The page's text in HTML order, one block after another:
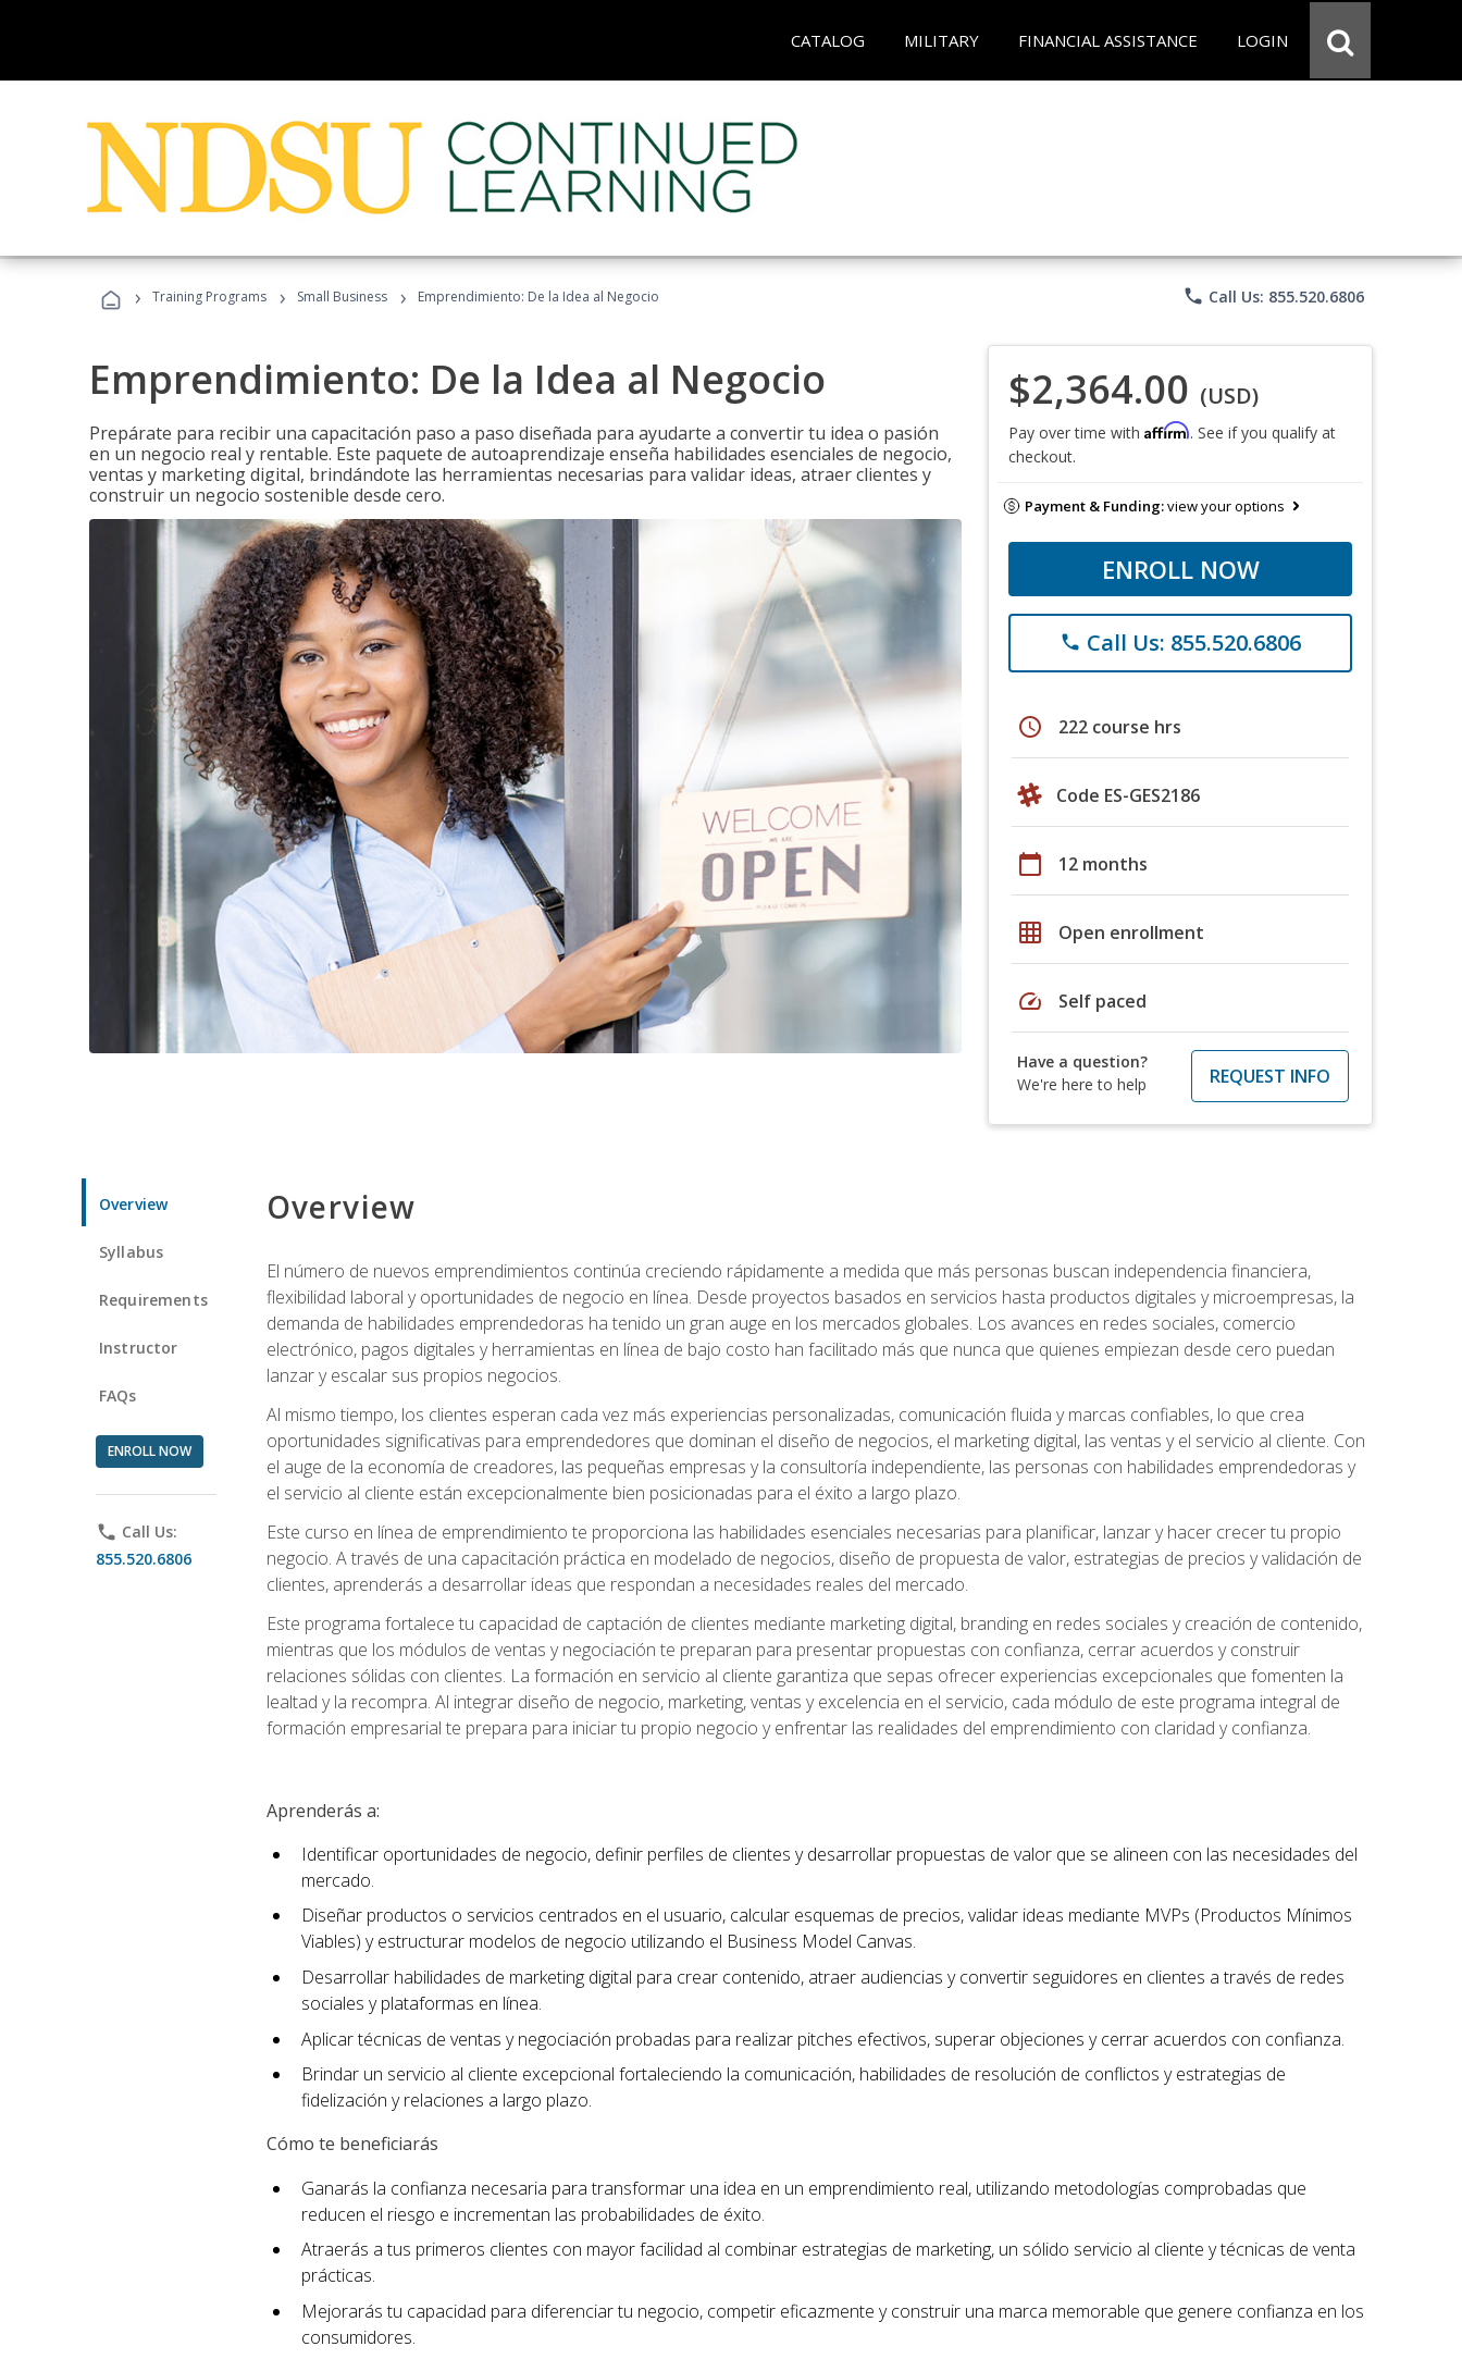
CATALOG MILITARY FINANCIAL ASSISTANCE LOGIN
› Training Programs › Small Business › Emprendimiento: De la Idea al Negocio phone Call Us: 855.520.6806
Emprendimiento: De la Idea al Negocio
Prepárate para recibir una capacitación paso a paso diseñada para ayudarte a convertir tu idea o pasión
en un negocio real y rentable. Este paquete de autoaprendizaje enseña habilidades esenciales de negocio,
ventas y marketing digital, brindándote las herramientas necesarias para validar ideas, atraer clientes y
construir un negocio sostenible desde cero.
$2,364.00 (USD)
Pay over time with Affirm. See if you qualify at
checkout.
Payment & Funding:view your options
ENROLL NOW
phone Call Us: 855.520.6806
schedule 222 course hrs
Code ES-GES2186
calendar_today 12 months
grid_on Open enrollment
speed Self paced
Have a question?
We're here to help
REQUEST INFO
Overview
Syllabus
Requirements
Instructor
FAQs
ENROLL NOW
phone Call Us:
855.520.6806
Overview
El número de nuevos emprendimientos continúa creciendo rápidamente a medida que más personas buscan independencia financiera,
flexibilidad laboral y oportunidades de negocio en línea. Desde proyectos basados en servicios hasta productos digitales y microempresas, la
demanda de habilidades emprendedoras ha tenido un gran auge en los mercados globales. Los avances en redes sociales, comercio
electrónico, pagos digitales y herramientas en línea de bajo costo han facilitado más que nunca que quienes empiezan desde cero puedan
lanzar y escalar sus propios negocios.
Al mismo tiempo, los clientes esperan cada vez más experiencias personalizadas, comunicación fluida y marcas confiables, lo que crea
oportunidades significativas para emprendedores que dominan el diseño de negocios, el marketing digital, las ventas y el servicio al cliente. Con
el auge de la economía de creadores, las pequeñas empresas y la consultoría independiente, las personas con habilidades emprendedoras y
el servicio al cliente están excepcionalmente bien posicionadas para el éxito a largo plazo.
Este curso en línea de emprendimiento te proporciona las habilidades esenciales necesarias para planificar, lanzar y hacer crecer tu propio
negocio. A través de una capacitación práctica en modelado de negocios, diseño de propuesta de valor, estrategias de precios y validación de
clientes, aprenderás a desarrollar ideas que respondan a necesidades reales del mercado.
Este programa fortalece tu capacidad de captación de clientes mediante marketing digital, branding en redes sociales y creación de contenido,
mientras que los módulos de ventas y negociación te preparan para presentar propuestas con confianza, cerrar acuerdos y construir
relaciones sólidas con clientes. La formación en servicio al cliente garantiza que sepas ofrecer experiencias excepcionales que fomenten la
lealtad y la recompra. Al integrar diseño de negocio, marketing, ventas y excelencia en el servicio, cada módulo de este programa integral de
formación empresarial te prepara para iniciar tu propio negocio y enfrentar las realidades del emprendimiento con claridad y confianza.
Aprenderás a:
Identificar oportunidades de negocio, definir perfiles de clientes y desarrollar propuestas de valor que se alineen con las necesidades del
mercado.
Diseñar productos o servicios centrados en el usuario, calcular esquemas de precios, validar ideas mediante MVPs (Productos Mínimos
Viables) y estructurar modelos de negocio utilizando el Business Model Canvas.
Desarrollar habilidades de marketing digital para crear contenido, atraer audiencias y convertir seguidores en clientes a través de redes
sociales y plataformas en línea.
Aplicar técnicas de ventas y negociación probadas para realizar pitches efectivos, superar objeciones y cerrar acuerdos con confianza.
Brindar un servicio al cliente excepcional fortaleciendo la comunicación, habilidades de resolución de conflictos y estrategias de
fidelización y relaciones a largo plazo.
Cómo te beneficiarás
Ganarás la confianza necesaria para transformar una idea en un emprendimiento real, utilizando metodologías comprobadas que
reducen el riesgo e incrementan las probabilidades de éxito.
Atraerás a tus primeros clientes con mayor facilidad al combinar estrategias de marketing, un sólido servicio al cliente y técnicas de venta
prácticas.
Mejorarás tu capacidad para diferenciar tu negocio, competir eficazmente y construir una marca memorable que genere confianza en los
consumidores.